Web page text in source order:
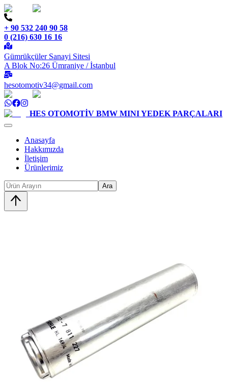
+ 90 532 240 90 58
0 (216) 630 16 16
Gümrükçüler Sanayi Sitesi
A Blok No:26 Ümraniye / İstanbul
hesotomotiv34@gmail.com
HES OTOMOTİV BMW MINI YEDEK PARÇALARI
Anasayfa
Hakkımızda
İletişim
Ürünlerimiz
Ara